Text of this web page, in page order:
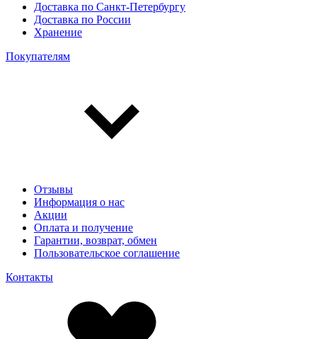
Доставка по Санкт-Петербургу
Доставка по России
Хранение
Покупателям
Отзывы
Информация о нас
Акции
Оплата и получение
Гарантии, возврат, обмен
Пользовательское соглашение
Контакты